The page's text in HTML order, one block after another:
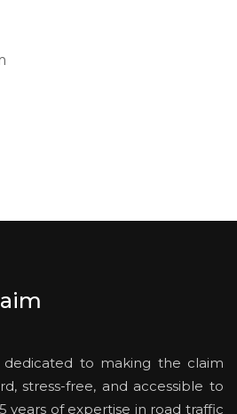
dedicated to making the claim
stress-free, and accessible to
years of expertise in road traffic